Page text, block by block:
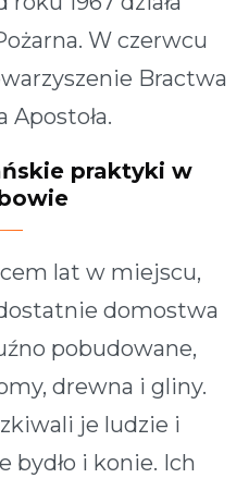
W czerwcu
Bractwa
Apostoła.
praktyki w
lat w miejscu,
domostwa
pobudowane,
drewna i gliny.
je ludzie i
bydło i konie. Ich